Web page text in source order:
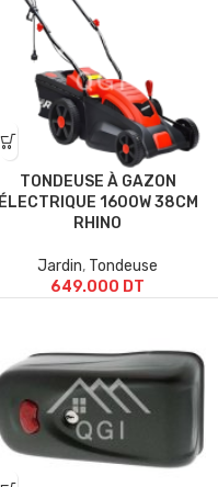
TONDEUSE À GAZON
ÉLECTRIQUE 1600W 38CM
RHINO
Jardin, Tondeuse
649.000 DT